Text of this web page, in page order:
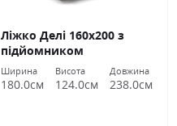
Ліжко Делі 160х200 з
підйомником
Ширина
180.0см
Висота
124.0см
Довжина
238.0см